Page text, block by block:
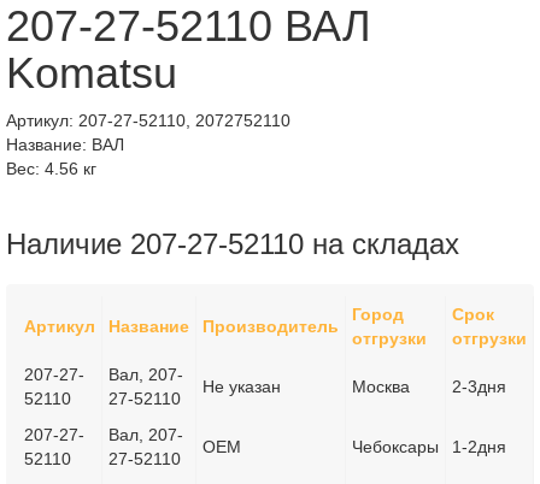
207-27-52110 ВАЛ
Komatsu
Артикул: 207-27-52110, 2072752110
Название: ВАЛ
Вес: 4.56 кг
Наличие 207-27-52110 на складах
Артикул Название Производитель
Город
отгрузки
Срок
отгрузки
207-27-
52110
Вал, 207-
27-52110
Не указан Москва 2-3дня
207-27-
52110
Вал, 207-
27-52110
OEM Чебоксары 1-2дня